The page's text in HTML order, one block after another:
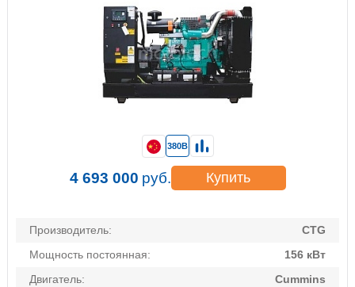
Производитель:
CTG
Мощность постоянная:
156 кВт
Двигатель:
Cummins
380В
4 693 000 руб. Купить